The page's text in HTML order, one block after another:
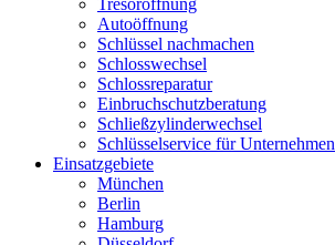
Tresoröffnung
Аutoöffnung
Schlüssel nachmachen
Schlosswechsel
Schlossreparatur
Einbruchschutzberatung
Schließzylinderwechsel
Schlüsselservice für Unternehmen
Einsatzgebiete
München
Berlin
Hamburg